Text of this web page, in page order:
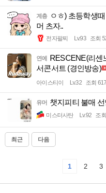
계층
ㅇㅎ) 초등학생
머 츠자..
전자팔찌 Lv.93 조회
연예
RESCENE(리센
서콘서트 (경인방송)
아이스티이 Lv.32 조회 617
유머 챗지피티 불매
미스터사탄 Lv.92 조
최근 다음
1 2 3